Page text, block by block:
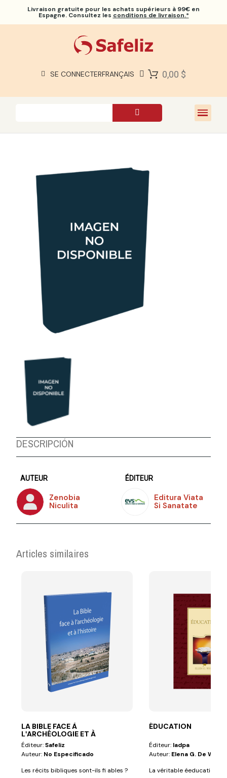
Livraison gratuite pour les achats supérieurs à 99€ en
Espagne. Consultez les conditions de livraison.*
SE CONNECTERFRANÇAIS 0,00 $
À PROPOS DE NOUS
DESCRIPCIÓN
AUTEUR
Zenobia
Niculita
ÉDITEUR
Editura Viata
Si Sanatate
Articles similaires
LA BIBLE FACE À
LʹARCHÉOLOGIE ET À
LʹHISTOIRE
Éditeur:Safeliz
Auteur: No Especificado
Les récits bibliques sont-ils fi ables ?
ÉDUCATION
Éditeur: Iadpa
Auteur: Elena G. De White
La véritable éeducation